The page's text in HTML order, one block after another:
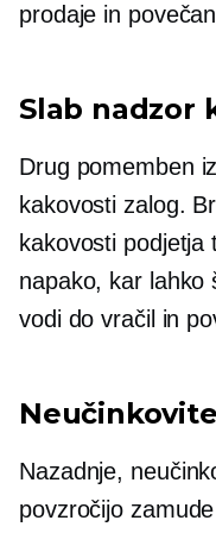
prodaje in
Slab nadzor
Drug pomemben
kakovosti zalog.
kakovosti podjetja
napako, kar lahko
vodi do vračil in
Nazadnje,
povzročijo